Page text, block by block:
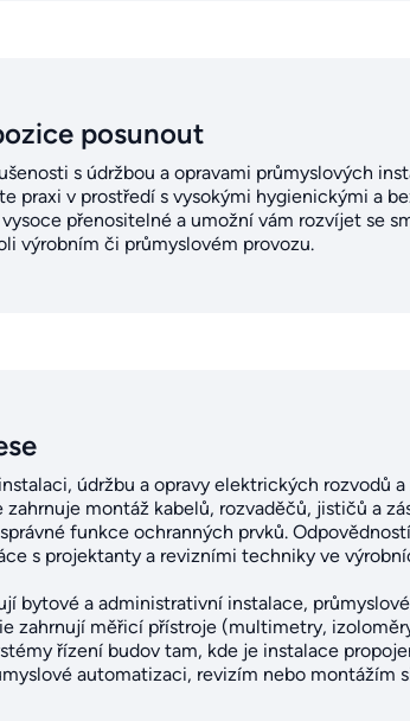
posunout
s údržbou a opravami průmyslových
praxi v prostředí s vysokými hygienickými a
přenositelné a umožní vám rozvíjet se
výrobním či průmyslovém provozu.
údržbu a opravy elektrických rozvodů
montáž kabelů, rozvaděčů, jističů a
funkce ochranných prvků.
s projektanty a revizními techniky ve
bytové a administrativní instalace,
zahrnují měřicí přístroje (multimetry,
řízení budov tam, kde je instalace
automatizaci, revizím nebo montážím